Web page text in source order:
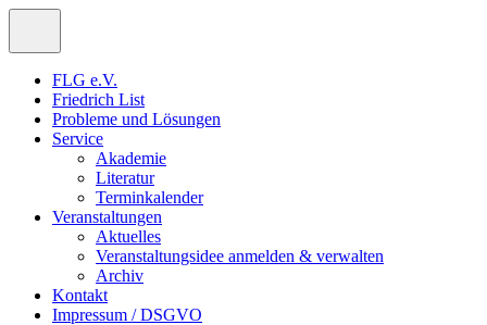
FLG e.V.
Friedrich List
Probleme und Lösungen
Service
Akademie
Literatur
Terminkalender
Veranstaltungen
Aktuelles
Veranstaltungsidee anmelden & verwalten
Archiv
Kontakt
Impressum / DSGVO